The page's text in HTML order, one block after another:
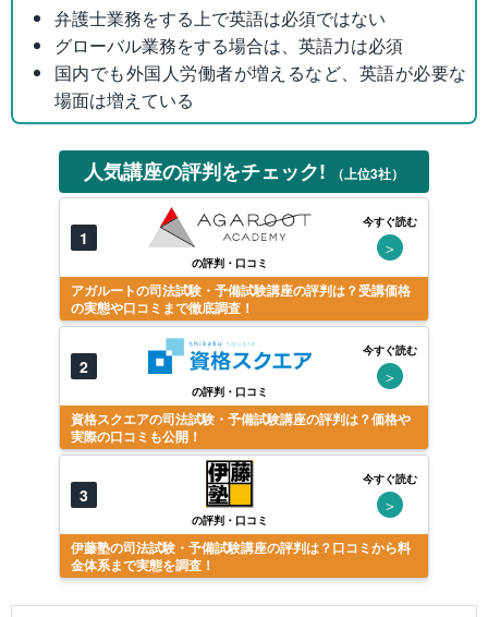
弁護士業務をする上で英語は必須ではない
グローバル業務をする場合は、英語力は必須
国内でも外国人労働者が増えるなど、英語が必要な
場面は増えている
人気講座の評判をチェック! （上位3社）
1
の評判・口コミ
今すぐ読む
＞
アガルートの司法試験・予備試験講座の評判は？受講価格
の実態や口コミまで徹底調査！
2
の評判・口コミ
今すぐ読む
＞
資格スクエアの司法試験・予備試験講座の評判は？価格や
実際の口コミも公開！
3
の評判・口コミ
今すぐ読む
＞
伊藤塾の司法試験・予備試験講座の評判は？口コミから料
金体系まで実態を調査！